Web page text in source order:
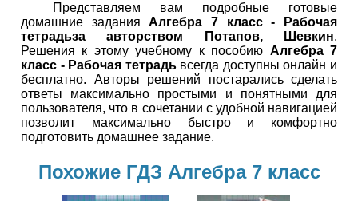
Представляем вам подробные готовые
домашние заданияАлгебра 7 класc - Рабочая
тетрадьза авторством Потапов, Шевкин.
Решения к этому учебному к пособию Алгебра 7
класc - Рабочая тетрадьвсегда доступны онлайн и
бесплатно. Авторы решений постарались сделать
ответы максимально простыми и понятными для
пользователя, что в сочетании с удобной навигацией
позволит максимально быстро и комфортно
подготовить домашнее задание.
Похожие ГДЗ Алгебра 7 класс